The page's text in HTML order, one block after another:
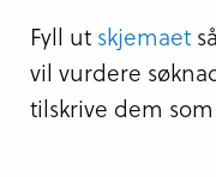
Fyll ut skjemaet
vil vurdere
tilskrive dem